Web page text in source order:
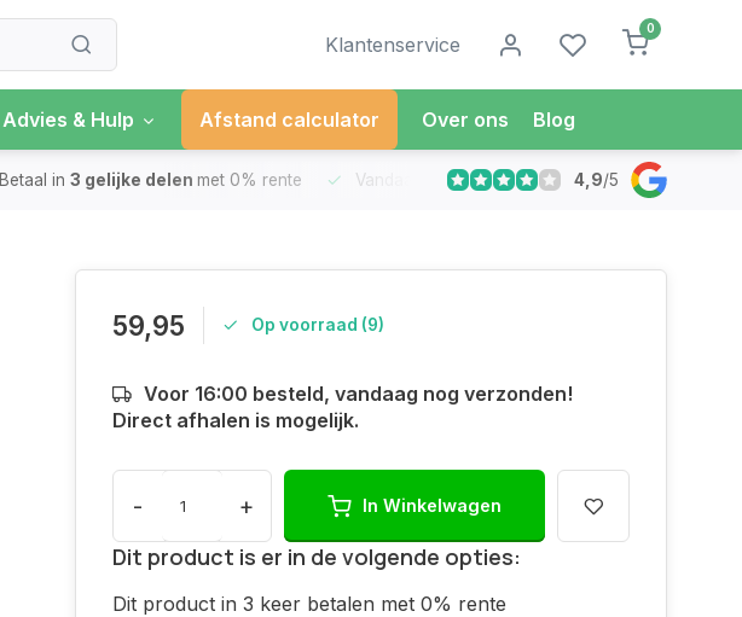
Klantenservice
0
Advies & Hulp Afstand calculator Over ons Blog
Betaal in 3 gelijke delen met 0% rente Vandaag besteldMorgen in Huis*
4,9/5
59,95 Op voorraad (9)
Voor 16:00 besteld, vandaag nog verzonden!
Direct afhalen is mogelijk.
- + In Winkelwagen
Dit product is er in de volgende opties:
Dit product in 3 keer betalen met 0% rente